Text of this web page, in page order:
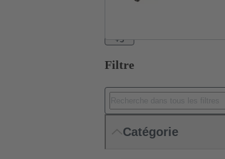
+3
Filtre
Catégorie